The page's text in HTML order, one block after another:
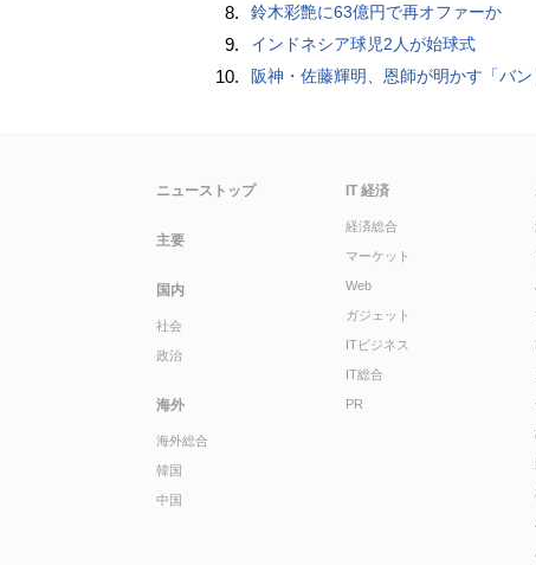
8. 鈴木彩艶に63億円で再オファーか
9. インドネシア球児2人が始球式
10. 阪神・佐藤輝明、恩師が明かす「バント拒否でホームラン」の“やんちゃ坊主”
ニューストップ
主要
国内
社会
政治
海外
海外総合
韓国
中国
IT 経済
経済総合
マーケット
Web
ガジェット
ITビジネス
IT総合
PR